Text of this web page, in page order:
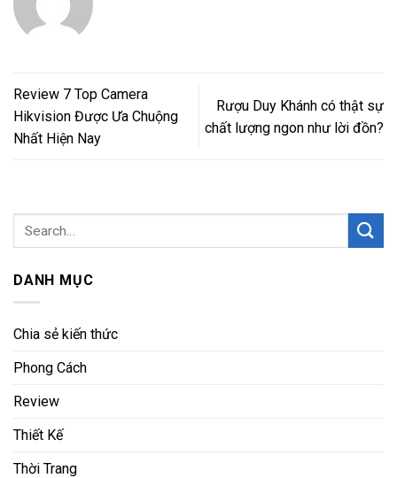
Review 7 Top Camera
Hikvision Được Ưa Chuộng
Nhất Hiện Nay
Rượu Duy Khánh có thật sự
chất lượng ngon như lời đồn?
DANH MỤC
Chia sẻ kiến thức
Phong Cách
Review
Thiết Kế
Thời Trang